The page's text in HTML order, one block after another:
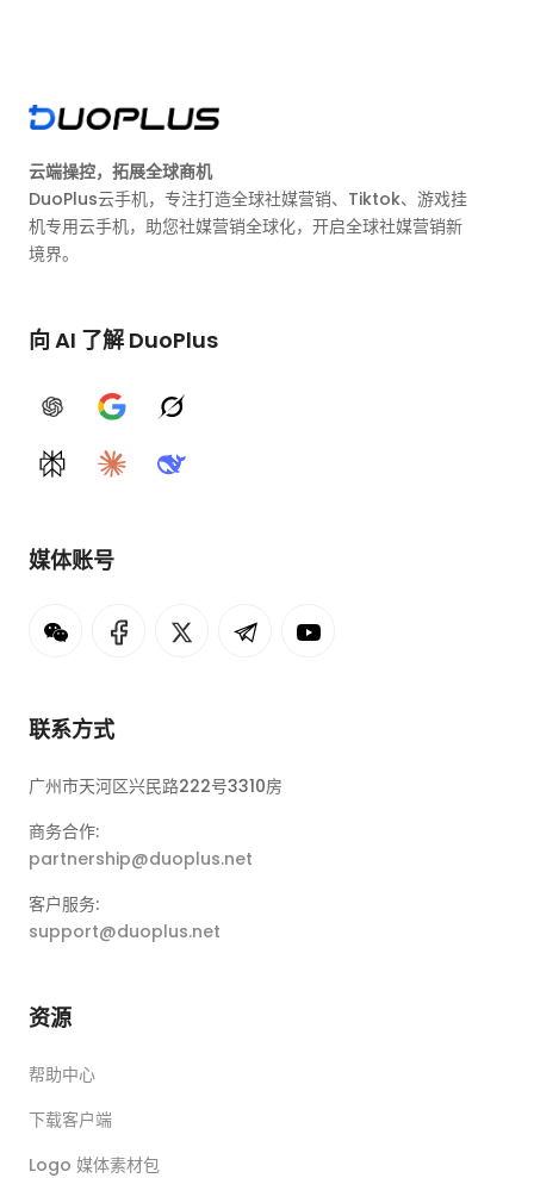
云端操控，拓展全球商机
DuoPlus云手机，专注打造全球社媒营销、Tiktok、游戏挂
机专用云手机，助您社媒营销全球化，开启全球社媒营销新
境界。
向 AI 了解 DuoPlus
ChatGPTGoogle AIGrok
PerplexityClaudeDeepSeek
媒体账号
联系方式
广州市天河区兴民路222号3310房
商务合作:
partnership@duoplus.net
客户服务:
support@duoplus.net
资源
帮助中心
下载客户端
Logo 媒体素材包